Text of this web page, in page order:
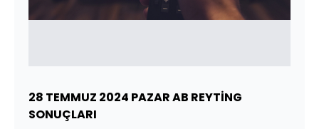
28 TEMMUZ 2024 PAZAR AB REYTİNG
SONUÇLARI